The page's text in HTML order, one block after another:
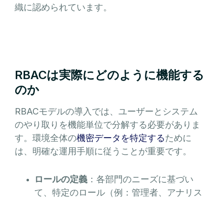
織に認められています。
RBACは実際にどのように機能する
のか
RBACモデルの導入では、ユーザーとシステム
のやり取りを機能単位で分解する必要がありま
す。環境全体の機密データを特定するために
は、明確な運用手順に従うことが重要です。
ロールの定義 ：各部門のニーズに基づい
て、特定のロール（例：管理者、アナリス